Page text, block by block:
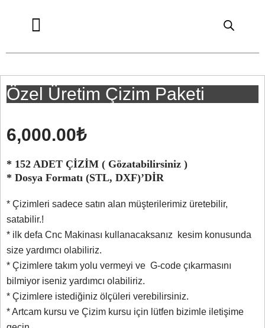
Özel Üretim Çizim Paketi
6,000.00₺
* 152 ADET ÇİZİM ( Gözatabilirsiniz )
* Dosya Formatı (STL, DXF)’DİR
* Çizimleri sadece satın alan müşterilerimiz üretebilir,
satabilir.!
* ilk defa Cnc Makinası kullanacaksanız kesim konusunda
size yardımcı olabiliriz.
* Çizimlere takım yolu vermeyi ve G-code çıkarmasını
bilmiyor iseniz yardımcı olabiliriz.
* Çizimlere istediğiniz ölçüleri verebilirsiniz.
* Artcam kursu ve Çizim kursu için lütfen bizimle iletişime